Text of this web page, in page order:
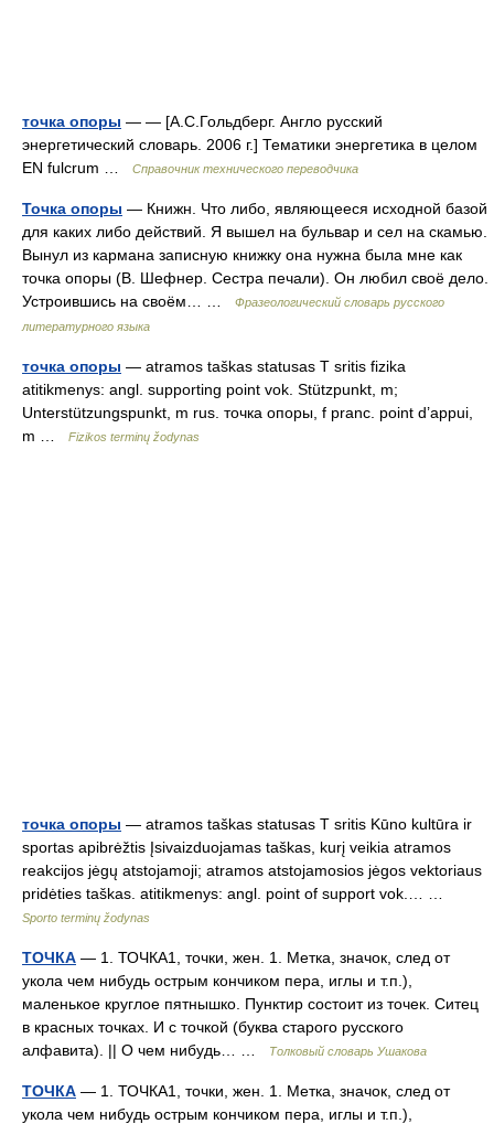
точка опоры — — [А.С.Гольдберг. Англо русский
энергетический словарь. 2006 г.] Тематики энергетика в целом
EN fulcrum …
Справочник технического переводчика
Точка опоры — Книжн. Что либо, являющееся исходной базой
для каких либо действий. Я вышел на бульвар и сел на скамью.
Вынул из кармана записную книжку она нужна была мне как
точка опоры (В. Шефнер. Сестра печали). Он любил своё дело.
Устроившись на своём… …
Фразеологический словарь русского
литературного языка
точка опоры — atramos taškas statusas T sritis fizika
atitikmenys: angl. supporting point vok. Stützpunkt, m;
Unterstützungspunkt, m rus. точка опоры, f pranc. point d’appui,
m …
Fizikos terminų žodynas
точка опоры — atramos taškas statusas T sritis Kūno kultūra ir
sportas apibrėžtis Įsivaizduojamas taškas, kurį veikia atramos
reakcijos jėgų atstojamoji; atramos atstojamosios jėgos vektoriaus
pridėties taškas. atitikmenys: angl. point of support vok.… …
Sporto terminų žodynas
ТОЧКА — 1. ТОЧКА1, точки, жен. 1. Метка, значок, след от
укола чем нибудь острым кончиком пера, иглы и т.п.),
маленькое круглое пятнышко. Пунктир состоит из точек. Ситец
в красных точках. И с точкой (буква старого русского
алфавита). || О чем нибудь… …
Толковый словарь Ушакова
ТОЧКА — 1. ТОЧКА1, точки, жен. 1. Метка, значок, след от
укола чем нибудь острым кончиком пера, иглы и т.п.),